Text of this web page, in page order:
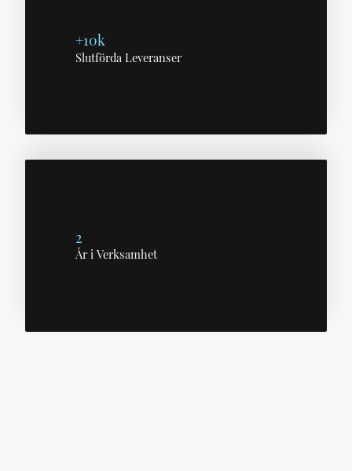
+10k
Slutförda Leveranser
2
År i Verksamhet